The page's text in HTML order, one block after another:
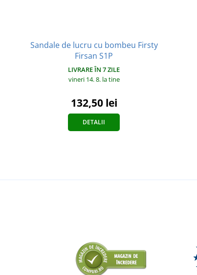
Sandale de lucru cu bombeu Firsty
Firsan S1P
LIVRARE ÎN 7 ZILE
vineri 14. 8. la tine
132,50 lei
DETALII